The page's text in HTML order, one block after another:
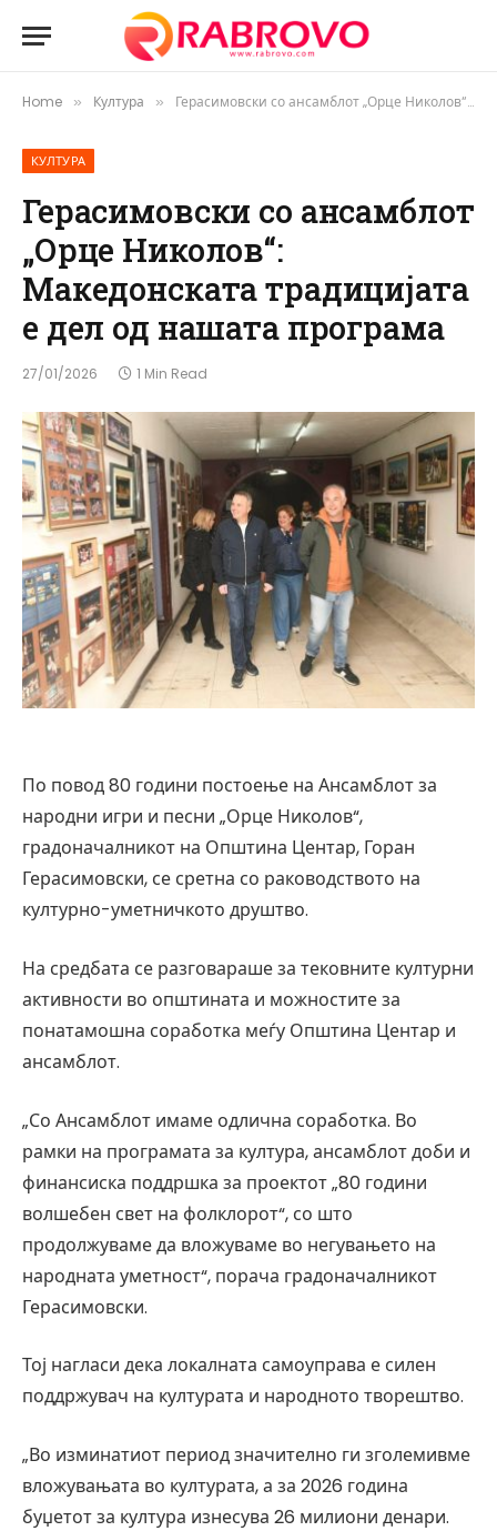
Home » Култура » Герасимовски со ансамблот „Орце Николов“: Македонската традицијата е дел од нашата програма
КУЛТУРА
Герасимовски со ансамблот
„Орце Николов“:
Македонската традицијата
е дел од нашата програма
27/01/2026 1 Min Read
По повод 80 години постоење на Ансамблот за
народни игри и песни „Орце Николов“,
градоначалникот на Општина Центар, Горан
Герасимовски, се сретна со раководството на
културно-уметничкото друштво.
На средбата се разговараше за тековните културни
активности во општината и можностите за
понатамошна соработка меѓу Општина Центар и
ансамблот.
„Со Ансамблот имаме одлична соработка. Во
рамки на програмата за култура, ансамблот доби и
финансиска поддршка за проектот „80 години
волшебен свет на фолклорот“, со што
продолжуваме да вложуваме во негувањето на
народната уметност“, порача градоначалникот
Герасимовски.
Тој нагласи дека локалната самоуправа е силен
поддржувач на културата и народното творештво.
„Во изминатиот период значително ги зголемивме
вложувањата во културата, а за 2026 година
буџетот за култура изнесува 26 милиони денари.